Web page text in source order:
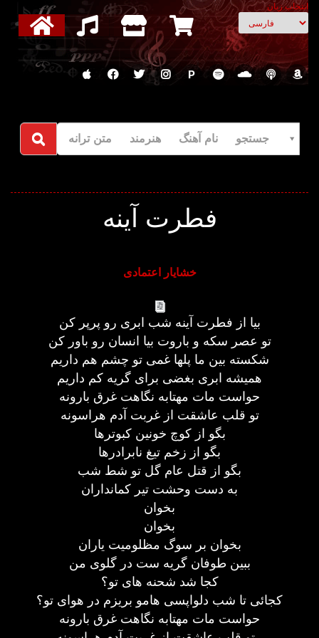
انتخاب زبان
P
جستجو نام آهنگ هنرمند متن ترانه
فطرت آینه
خشایار اعتمادی
بیا از فطرت آینه شب ابری رو پرپر کن
تو عصر سکه و باروت بیا انسان رو باور کن
شکسته بین ما پلها غمی تو چشم هم داریم
همیشه ابری بغضی برای گریه کم داریم
حواست مات مهتابه نگاهت غرق بارونه
تو قلب عاشقت از غربت آدم هراسونه
بگو از کوچ خونین کبوترها
بگو از زخم تیغ نابرادرها
بگو از قتل عام گل تو شط شب
به دست وحشت تیر کمانداران
بخوان
بخوان
بخوان بر سوگ مظلومیت یاران
ببین طوفان گریه ست در گلوی من
کجا شد شحنه های تو؟
کجائی تا شب دلواپسی هامو بریزم در هوای تو؟
حواست مات مهتابه نگاهت غرق بارونه